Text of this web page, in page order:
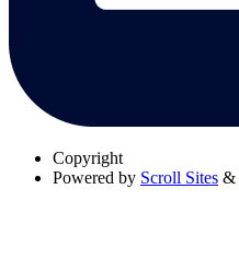
Copyright
Powered by Scroll Sites &